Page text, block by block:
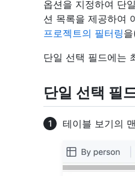
옵션을 지정하여 단
션 목록을 제공하여
프로젝트의 필터링
단일 선택 필드에는
단일 선택 필
테이블 보기의